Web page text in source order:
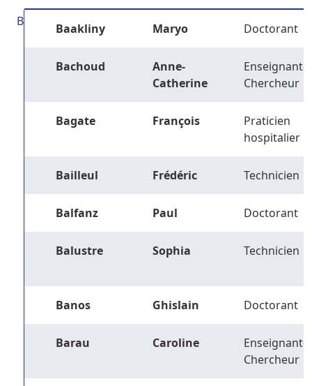
B Baakliny Maryo Doctorant
Bachoud
Anne-
Catherine
Enseignant-
Chercheur
Bagate François
Praticien
hospitalier
Bailleul Frédéric Technicien
Balfanz Paul Doctorant
Balustre Sophia Technicien
Banos Ghislain Doctorant
Barau Caroline
Enseignant-
Chercheur